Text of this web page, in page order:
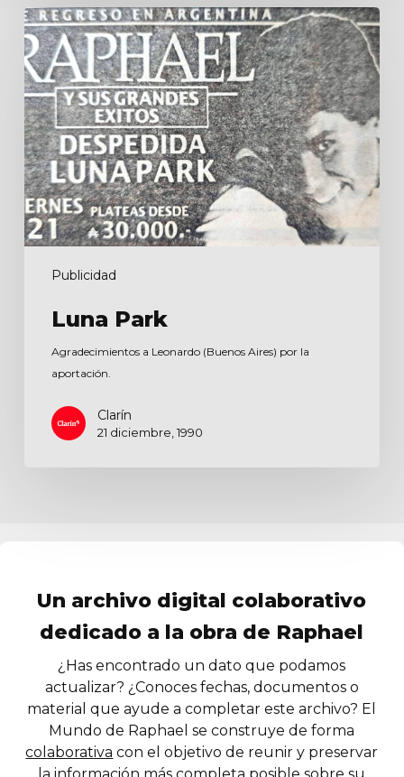
Publicidad
Luna
Park
Luna Park
Agradecimientos a Leonardo (Buenos Aires) por la
aportación.
Clarín
21 diciembre, 1990
Un archivo digital colaborativo
dedicado a la obra de Raphael
¿Has encontrado un dato que podamos
actualizar? ¿Conoces fechas, documentos o
material que ayude a completar este archivo? El
Mundo de Raphael se construye de forma
colaborativa con el objetivo de reunir y preservar